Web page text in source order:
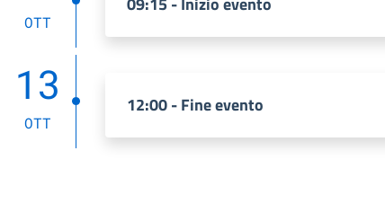
OTT
13
OTT
12:00 - Fine evento